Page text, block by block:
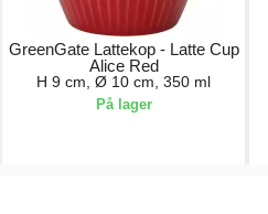
GreenGate Lattekop - Latte Cup
Alice Red
H 9 cm, Ø 10 cm, 350 ml
På lager